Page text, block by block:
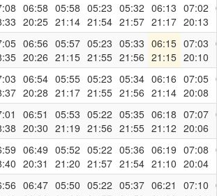
06:58
20:25
05:58
21:14
05:23
21:54
05:32
21:57
06:13
21:17
07:02
20:13
06:56
20:26
05:57
21:15
05:23
21:55
05:33
21:56
06:15
21:15
07:03
20:10
06:54
20:28
05:55
21:17
05:23
21:55
05:34
21:56
06:16
21:14
07:05
20:08
06:51
20:30
05:53
21:19
05:22
21:56
05:35
21:55
06:18
21:12
07:07
20:06
06:49
20:31
05:52
21:20
05:22
21:57
05:36
21:54
06:19
21:10
07:08
20:04
06:47 05:50 05:22 05:37 06:21
07:10